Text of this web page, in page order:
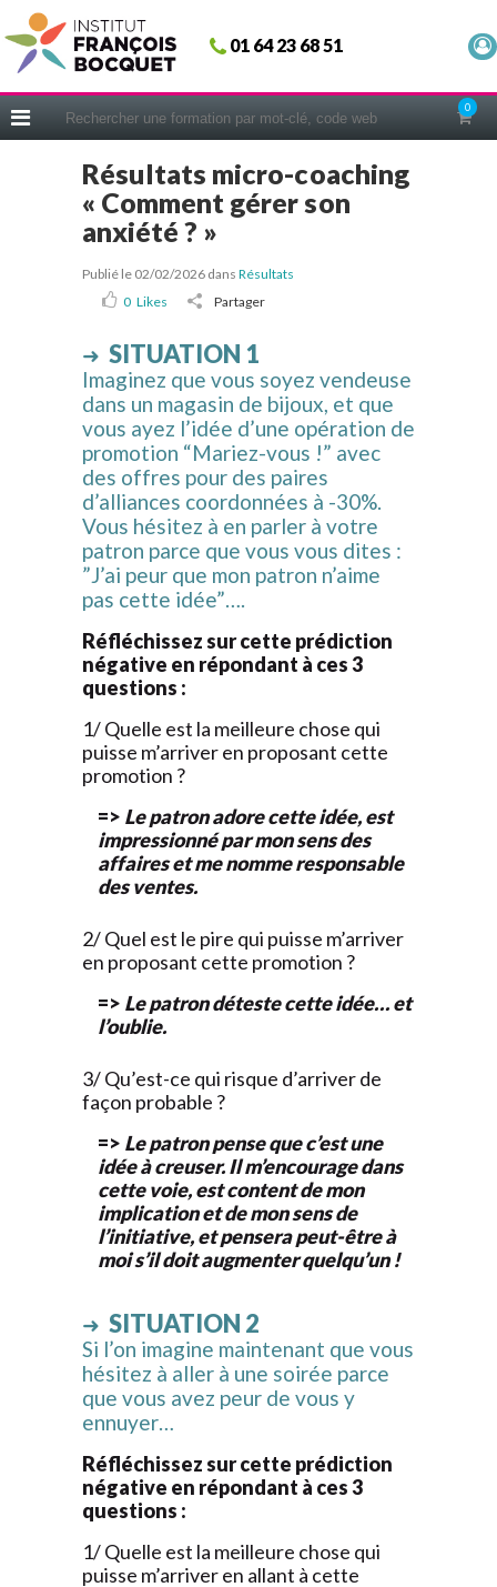
01 64 23 68 51
0
Fermer
ACCUEIL
CERIFICATIONS
INTRAS | SUR-MESURE
COACHING
NOUS CONNAÎTRE
PODCAST
WEBINAIRES
QUESTIONNAIRE GRATUIT
Résultats micro-coaching
« Comment gérer son
anxiété ? »
Publié le 02/02/2026 dans Résultats
0 Likes Partager
➜ SITUATION 1
Imaginez que vous soyez vendeuse
dans un magasin de bijoux, et que
vous ayez l’idée d’une opération de
promotion “Mariez-vous !” avec
des offres pour des paires
d’alliances coordonnées à -30%.
Vous hésitez à en parler à votre
patron parce que vous vous dites :
”J’ai peur que mon patron n’aime
pas cette idée”….
Réfléchissez sur cette prédiction
négative en répondant à ces 3
questions :
1/ Quelle est la meilleure chose qui
puisse m’arriver en proposant cette
promotion ?
=> Le patron adore cette idée, est
impressionné par mon sens des
affaires et me nomme responsable
des ventes.
2/ Quel est le pire qui puisse m’arriver
en proposant cette promotion ?
=> Le patron déteste cette idée… et
l’oublie.
3/ Qu’est-ce qui risque d’arriver de
façon probable ?
=> Le patron pense que c’est une
idée à creuser. Il m’encourage dans
cette voie, est content de mon
implication et de mon sens de
l’initiative, et pensera peut-être à
moi s’il doit augmenter quelqu’un !
➜ SITUATION 2
Si l’on imagine maintenant que vous
hésitez à aller à une soirée parce
que vous avez peur de vous y
ennuyer…
Réfléchissez sur cette prédiction
négative en répondant à ces 3
questions :
1/ Quelle est la meilleure chose qui
puisse m’arriver en allant à cette